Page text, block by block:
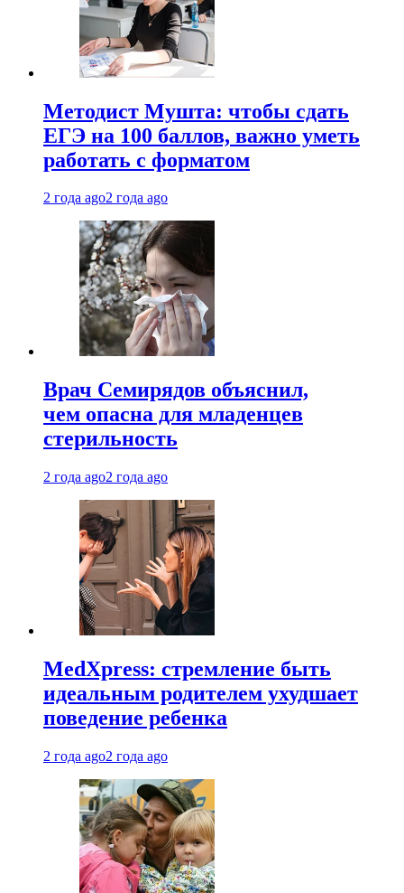
Методист Мушта: чтобы сдать
ЕГЭ на 100 баллов, важно уметь
работать с форматом
2 года ago2 года ago
Врач Семирядов объяснил,
чем опасна для младенцев
стерильность
2 года ago2 года ago
MedXpress: стремление быть
идеальным родителем ухудшает
поведение ребенка
2 года ago2 года ago